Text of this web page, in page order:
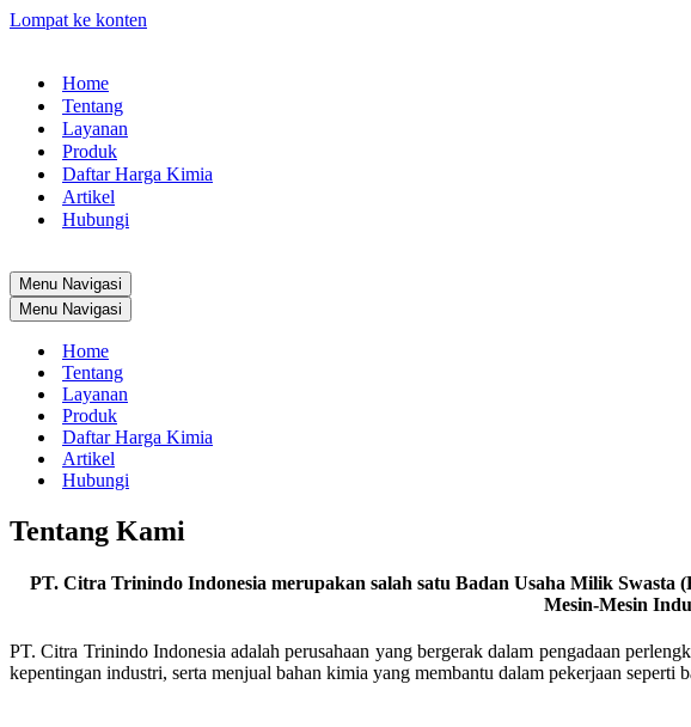
Lompat ke konten
Home
Tentang
Layanan
Produk
Daftar Harga Kimia
Artikel
Hubungi
Menu Navigasi
Menu Navigasi
Home
Tentang
Layanan
Produk
Daftar Harga Kimia
Artikel
Hubungi
Tentang Kami
PT. Citra Trinindo Indonesia merupakan salah satu Badan Usaha Milik
Mesin-Mesin
PT. Citra Trinindo Indonesia adalah perusahaan yang bergerak dalam pengadaan
kepentingan industri, serta menjual bahan kimia yang membantu dalam pekerjaan